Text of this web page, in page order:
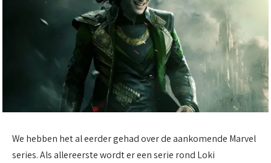
We hebben het al eerder gehad over de aankomende Marvel
series. Als allereerste wordt er een serie rond Loki